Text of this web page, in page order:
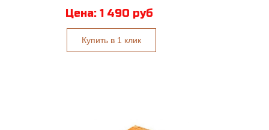
Цена: 1 490 руб
Купить в 1 клик